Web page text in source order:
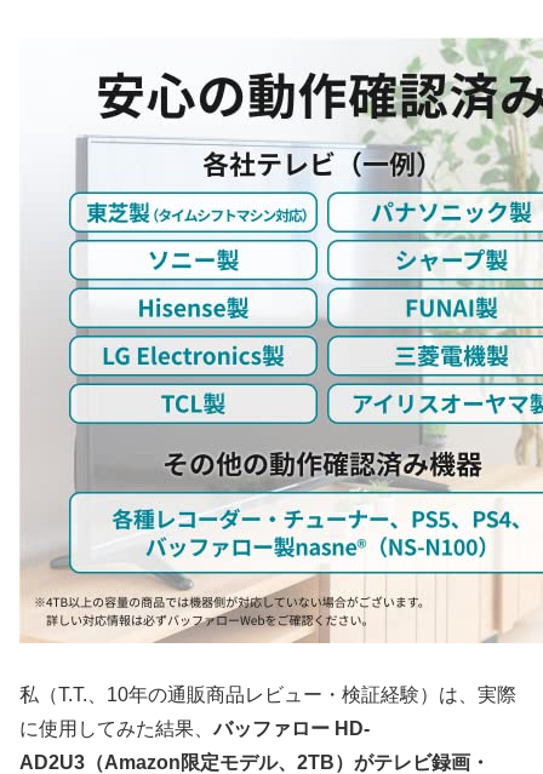
私（T.T.、10年の通販商品レビュー・検証経験）は、実際
に使用してみた結果、バッファロー HD-
AD2U3（Amazon限定モデル、2TB）がテレビ録画・